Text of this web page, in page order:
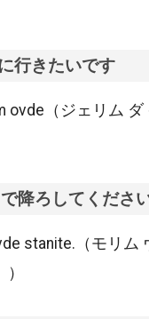
行きたいです
ovde（ジェリム
降ろしてくださ
stanite.（モリム